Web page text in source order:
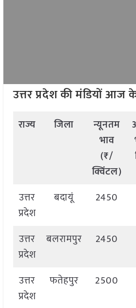
उत्तर प्रदेश की मंडियों आज
राज्य जिला
न्यूनतम
भाव
(₹/
क्विंटल)
उत्तर
प्रदेश
बदायूं 2450
उत्तर
प्रदेश
बलरामपुर 2450
उत्तर
प्रदेश
फतेहपुर 2500